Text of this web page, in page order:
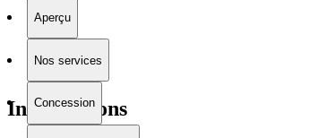
Aperçu
Nos services
Concession
Informations